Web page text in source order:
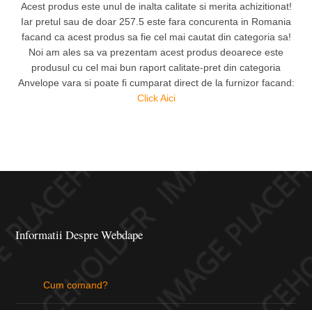
Acest produs este unul de inalta calitate si merita achizitionat!
Iar pretul sau de doar 257.5 este fara concurenta in Romania
facand ca acest produs sa fie cel mai cautat din categoria sa!
Noi am ales sa va prezentam acest produs deoarece este
produsul cu cel mai bun raport calitate-pret din categoria
Anvelope vara si poate fi cumparat direct de la furnizor facand:
Click Aici
Informatii Despre Webdape
Cum comand?